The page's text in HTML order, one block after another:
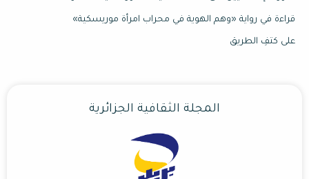
قراءة في رواية «وهم الهوية في محراب امرأة موريسكية»
على كتفِ الطريق
المجلة الثقافية الجزائرية